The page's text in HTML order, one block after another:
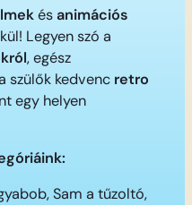
ésanimációs
Legyen szó a
, egész
szülők kedvenc retro
egy helyen
Sam a tűzoltó,